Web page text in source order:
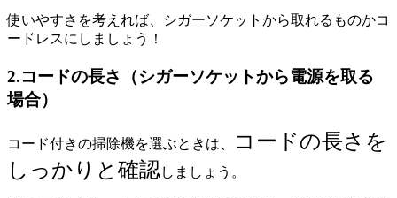
使いやすさを考えれば、シガーソケットから取れるものかコ
ードレスにしましょう！
2.コードの長さ（シガーソケットから電源を取る
場合）
コード付きの掃除機を選ぶときは、
コードの長さを
しっかりと確認しましょう。